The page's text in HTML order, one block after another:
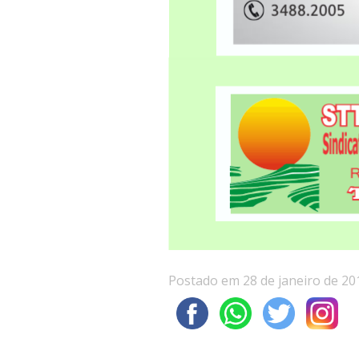
Postado em 28 de janeiro de